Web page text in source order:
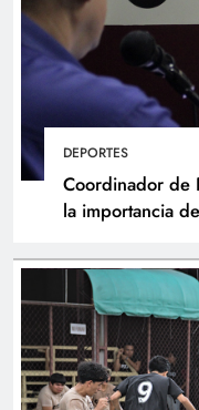
DEPORTES
Coordinador de
la importancia